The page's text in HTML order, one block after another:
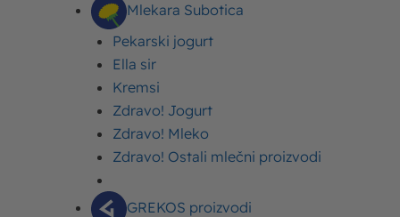
Mlekara Subotica
Pekarski jogurt
Ella sir
Kremsi
Zdravo! Jogurt
Zdravo! Mleko
Zdravo! Ostali mlečni proizvodi
GREKOS proizvodi
(500ml I manje), D3 mleko, milkshake ili puding u
minimalnom iznosu od 100rsd, a zatim pošaljete KOD
sa nefiskalnog isečka SMS-om na 4242 u periodu od
29.8. do 27.9. do 23:59h. Ne zaboravite da sačuvate
račun do 19. Oktobra!
Svakog dana biće izvučen jedan srećni dobitnik novog
Slanjem KOD-a učesnik prihvata pravila objavljena na